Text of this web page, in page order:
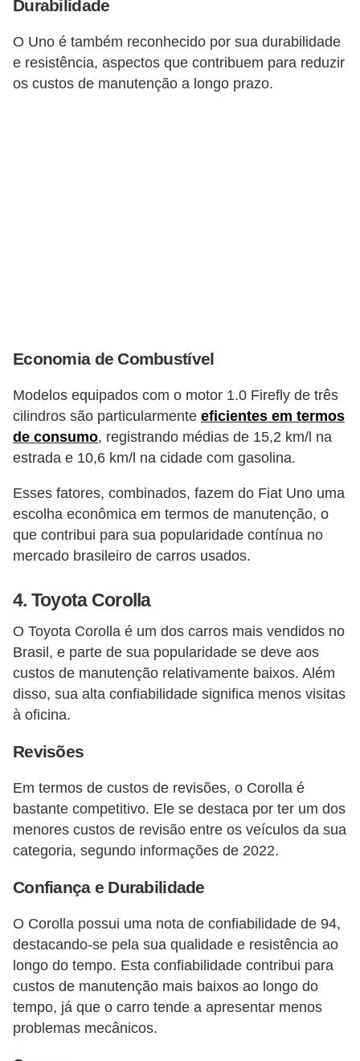
Durabilidade
O Uno é também reconhecido por sua durabilidade
e resistência, aspectos que contribuem para reduzir
os custos de manutenção a longo prazo​​.
Economia de Combustível
Modelos equipados com o motor 1.0 Firefly de três
cilindros são particularmente eficientes em termos
de consumo, registrando médias de 15,2 km/l na
estrada e 10,6 km/l na cidade com gasolina​​.
Esses fatores, combinados, fazem do Fiat Uno uma
escolha econômica em termos de manutenção, o
que contribui para sua popularidade contínua no
mercado brasileiro de carros usados.
4. Toyota Corolla
O Toyota Corolla é um dos carros mais vendidos no
Brasil, e parte de sua popularidade se deve aos
custos de manutenção relativamente baixos. Além
disso, sua alta confiabilidade significa menos visitas
à oficina.
Revisões
Em termos de custos de revisões, o Corolla é
bastante competitivo. Ele se destaca por ter um dos
menores custos de revisão entre os veículos da sua
categoria, segundo informações de 2022​​.
Confiança e Durabilidade
O Corolla possui uma nota de confiabilidade de 94,
destacando-se pela sua qualidade e resistência ao
longo do tempo. Esta confiabilidade contribui para
custos de manutenção mais baixos ao longo do
tempo, já que o carro tende a apresentar menos
problemas mecânicos​​.